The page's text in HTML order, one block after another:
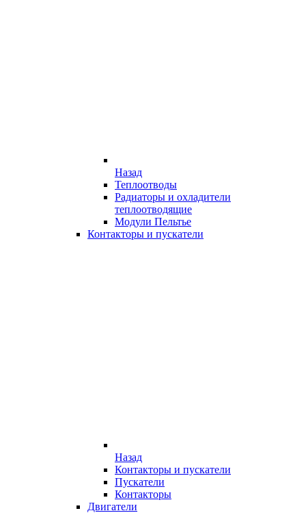
Назад
Теплоотводы
Радиаторы и охладители
теплоотводящие
Модули Пельтье
Контакторы и пускатели
Назад
Контакторы и пускатели
Пускатели
Контакторы
Двигатели